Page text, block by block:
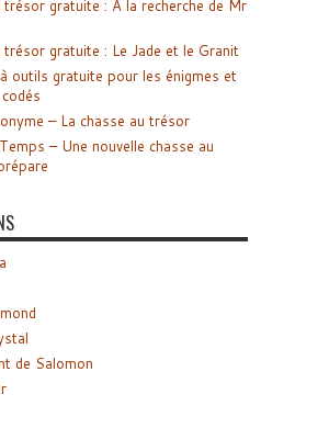
trésor gratuite : A la recherche de Mr
trésor gratuite : Le Jade et le Granit
outils gratuite pour les énigmes et
– La chasse au trésor
– Une nouvelle chasse au
de Salomon